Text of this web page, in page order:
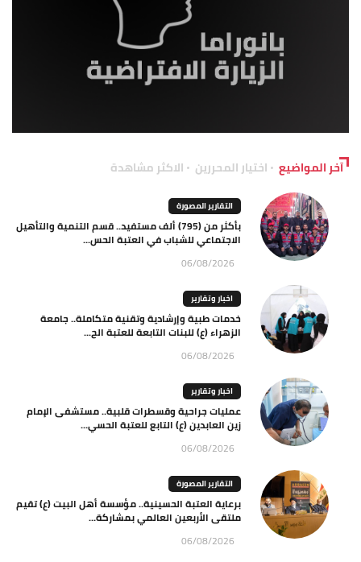
آخر المواضيع اختيار المحررين الاكثر مشاهدة
التقارير المصورة
بأكثر من (795) ألف مستفيد.. قسم التنمية والتأهيل
الاجتماعي للشباب في العتبة الحس...
06/08/2026
اخبار وتقارير
خدمات طبية وإرشادية وتقنية متكاملة.. جامعة
الزهراء (ع) للبنات التابعة للعتبة الح...
06/08/2026
اخبار وتقارير
عمليات جراحية وقسطرات قلبية.. مستشفى الإمام
زين العابدين (ع) التابع للعتبة الحسي...
06/08/2026
التقارير المصورة
برعاية العتبة الحسينية.. مؤسسة أهل البيت (ع) تقيم
ملتقى الأربعين العالمي بمشاركة...
06/08/2026